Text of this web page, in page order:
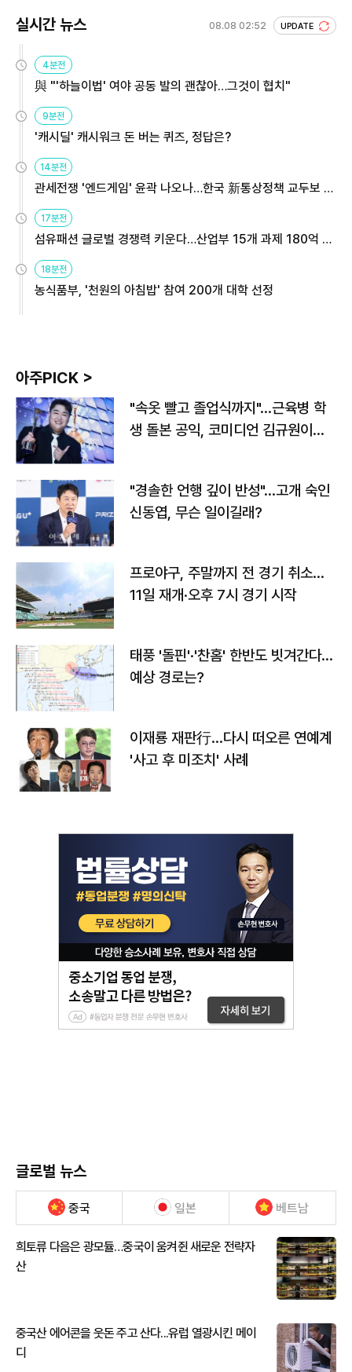
실시간 뉴스 08.08 02:52 UPDATE
4분전
與 "'하늘이법' 여야 공동 발의 괜찮아…그것이 협치"
9분전
'캐시딜' 캐시워크 돈 버는 퀴즈, 정답은?
14분전
관세전쟁 '엔드게임' 윤곽 나오나…한국 新통상정책 교두보 활
17분전
섬유패션 글로벌 경쟁력 키운다…산업부 15개 과제 180억 지
18분전
농식품부, '천원의 아침밥' 참여 200개 대학 선정
아주PICK >
"속옷 빨고 졸업식까지"…근육병 학
생 돌본 공익, 코미디언 김규원이었
"경솔한 언행 깊이 반성"…고개 숙인
신동엽, 무슨 일이길래?
프로야구, 주말까지 전 경기 취소…
11일 재개·오후 7시 경기 시작
태풍 '돌핀'·'찬홈' 한반도 빗겨간다…
예상 경로는?
이재룡 재판行…다시 떠오른 연예계
'사고 후 미조치' 사례
글로벌 뉴스
중국 일본 베트남
희토류 다음은 광모듈…중국이 움켜쥔 새로운 전략자
산
중국산 에어콘을 웃돈 주고 산다...유럽 열광시킨 메이
디